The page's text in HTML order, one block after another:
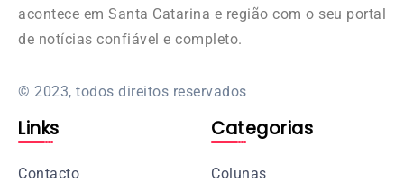
acontece em Santa Catarina e região com o seu portal
de notícias confiável e completo.
© 2023, todos direitos reservados
Links
Contacto
Categorias
Colunas